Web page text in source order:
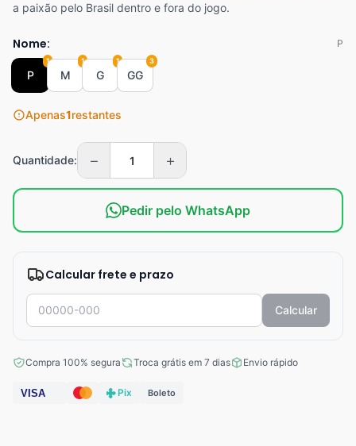
a paixão pelo Brasil dentro e fora do jogo.
Nome: P
P
1
M
1
G
1
GG
3
Apenas1restantes
Quantidade: − +
Pedir pelo WhatsApp
Calcular frete e prazo
Calcular
Compra 100% segura Troca grátis em 7 dias Envio rápido
VISA Pix Boleto